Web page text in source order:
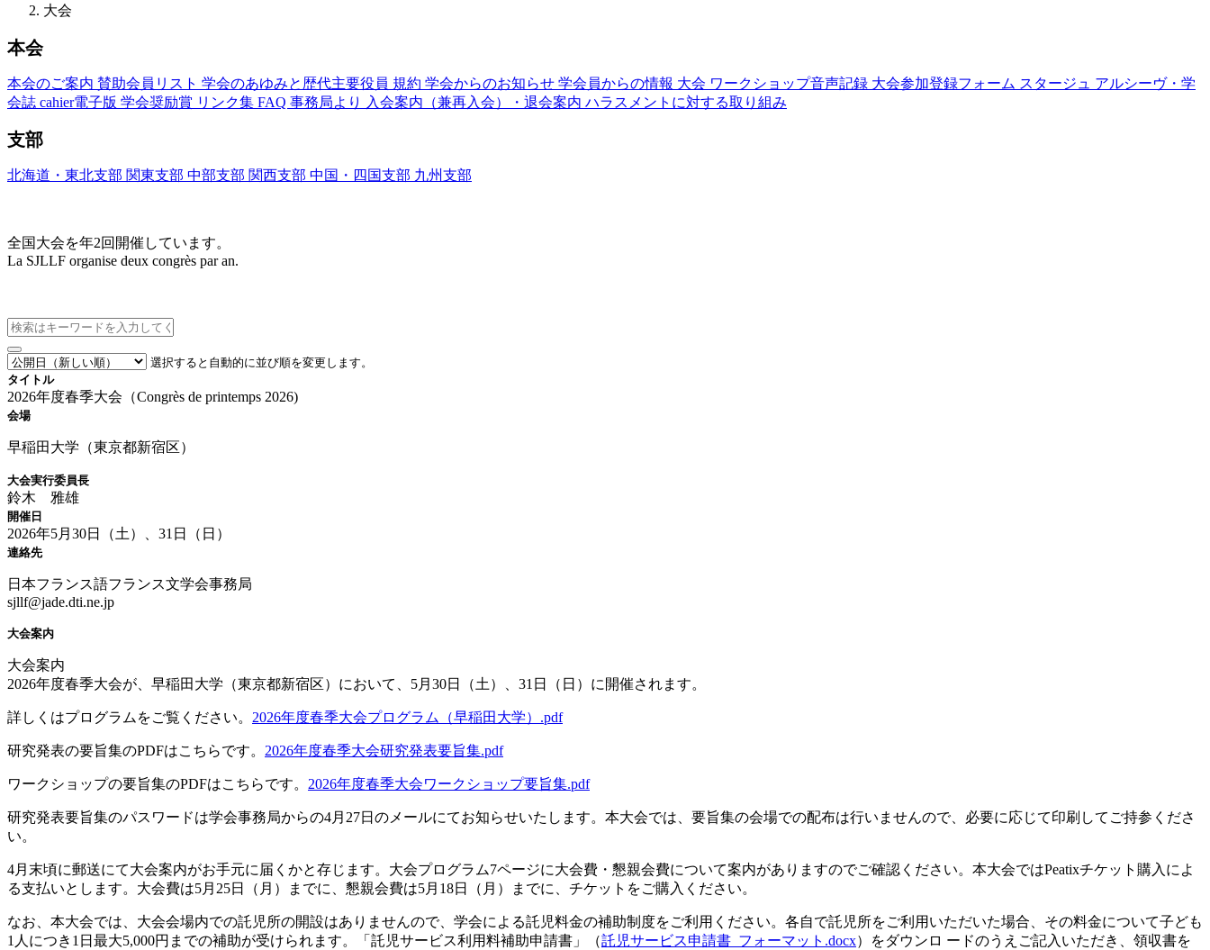
大会
本会
本会のご案内 賛助会員リスト 学会のあゆみと歴代主要役員 規約 学会からのお知らせ 学会員からの情報 大会 ワークショップ音声記録 大会参加登録フォーム スタージュ アルシーヴ・学
会誌 cahier電子版 学会奨励賞 リンク集 FAQ 事務局より 入会案内（兼再入会）・退会案内 ハラスメントに対する取り組み
支部
北海道・東北支部 関東支部 中部支部 関西支部 中国・四国支部 九州支部
全国大会を年2回開催しています。
La SJLLF organise deux congrès par an.
選択すると自動的に並び順を変更します。
タイトル
2026年度春季大会（Congrès de printemps 2026)
会場
早稲田大学（東京都新宿区）
大会実行委員長
鈴木 雅雄
開催日
2026年5月30日（土）、31日（日）
連絡先
日本フランス語フランス文学会事務局
sjllf@jade.dti.ne.jp
大会案内
大会案内
2026年度春季大会が、早稲田大学（東京都新宿区）において、5月30日（土）、31日（日）に開催されます。
詳しくはプログラムをご覧ください。 2026年度春季大会プログラム（早稲田大学）.pdf
研究発表の要旨集のPDFはこちらです。 2026年度春季大会研究発表要旨集.pdf
ワークショップの要旨集のPDFはこちらです。 2026年度春季大会ワークショップ要旨集.pdf
研究発表要旨集のパスワードは学会事務局からの4月27日のメールにてお知らせいたします。本大会では、要旨集の会場での配布は行いませんので、必要に応じて印刷してご持参くださ
い。
4月末頃に郵送にて大会案内がお手元に届くかと存じます。大会プログラム7ページに大会費・懇親会費について案内がありますのでご確認ください。本大会ではPeatixチケット購入によ
る支払いとします。大会費は5月25日（月）までに、懇親会費は5月18日（月）までに、チケットをご購入ください。
なお、本大会では、大会会場内での託児所の開設はありませんので、学会による託児料金の補助制度をご利用ください。各自で託児所をご利用いただいた場合、その料金について子ども
1人につき1日最大5,000円までの補助が受けられます。「託児サービス利用料補助申請書」（託児サービス申請書_フォーマット.docx）をダウンロ ードのうえご記入いただき、領収書を